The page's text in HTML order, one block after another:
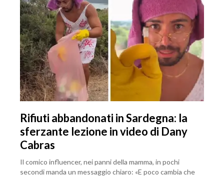
Rifiuti abbandonati in Sardegna: la
sferzante lezione in video di Dany
Cabras
Il comico influencer, nei panni della mamma, in pochi
secondi manda un messaggio chiaro: «E poco cambia che